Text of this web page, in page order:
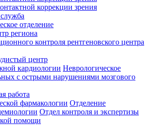
коррекции зрения
отделение
региона
контроля рентгеновского центра
центр
кардиологии Неврологическое
с острыми нарушениями мозгового
работа
фармакологии Отделение
Отдел контроля и экспертизы
помощи